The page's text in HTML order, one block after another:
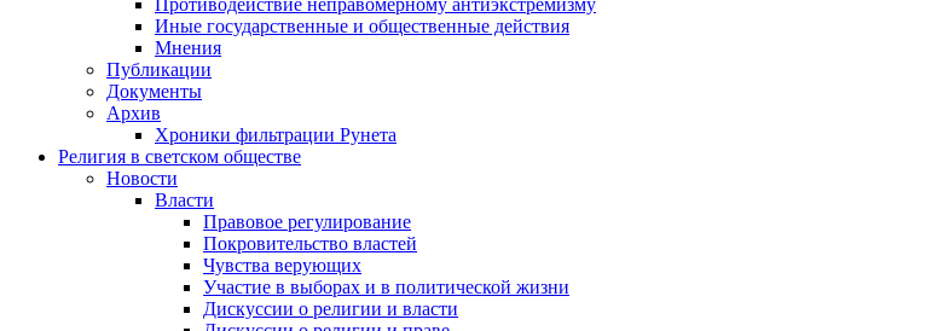
Противодействие неправомерному антиэкстремизму
Иные государственные и общественные действия
Мнения
Публикации
Документы
Архив
Хроники фильтрации Рунета
Религия в светском обществе
Новости
Власти
Правовое регулирование
Покровительство властей
Чувства верующих
Участие в выборах и в политической жизни
Дискуссии о религии и власти